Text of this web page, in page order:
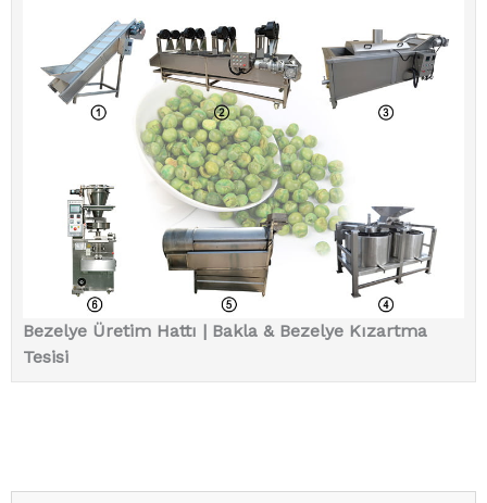
Bezelye Üretim Hattı | Bakla & Bezelye Kızartma
Tesisi